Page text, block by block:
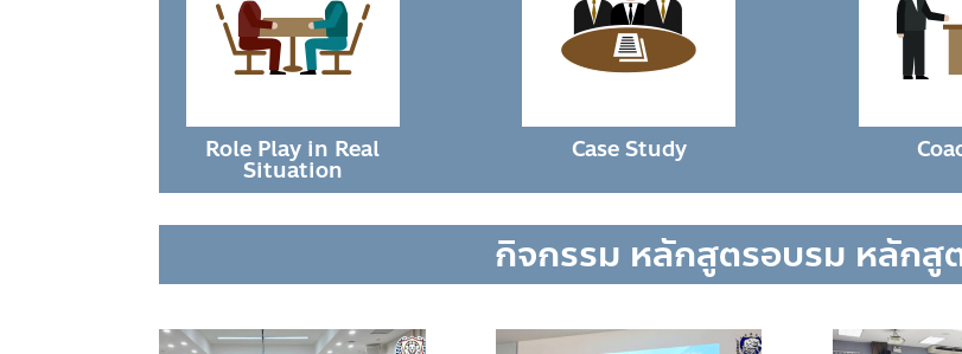
Role Play in Real
Situation
Case Study
กิจกรรม หลักสูตรอบรม หลักสู